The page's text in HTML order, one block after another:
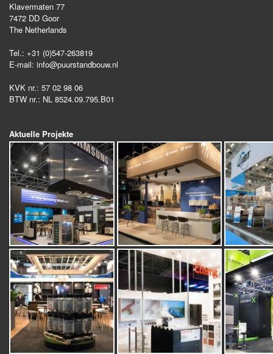
Klavermaten 77
7472 DD Goor
The Netherlands
Tel.: +31 (0)547-263819
E-mail: info@puurstandbouw.nl
KVK nr.: 57 02 98 06
BTW nr.: NL 8524.09.795.B01
Aktuelle Projekte